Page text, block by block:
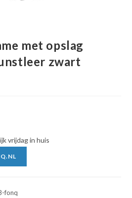
met opslag
zwart
vrijdag in huis
fonq